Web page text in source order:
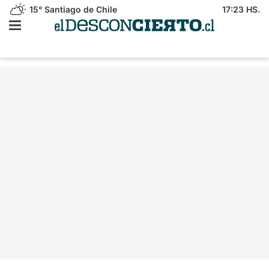
15° Santiago de Chile 17:23 HS.